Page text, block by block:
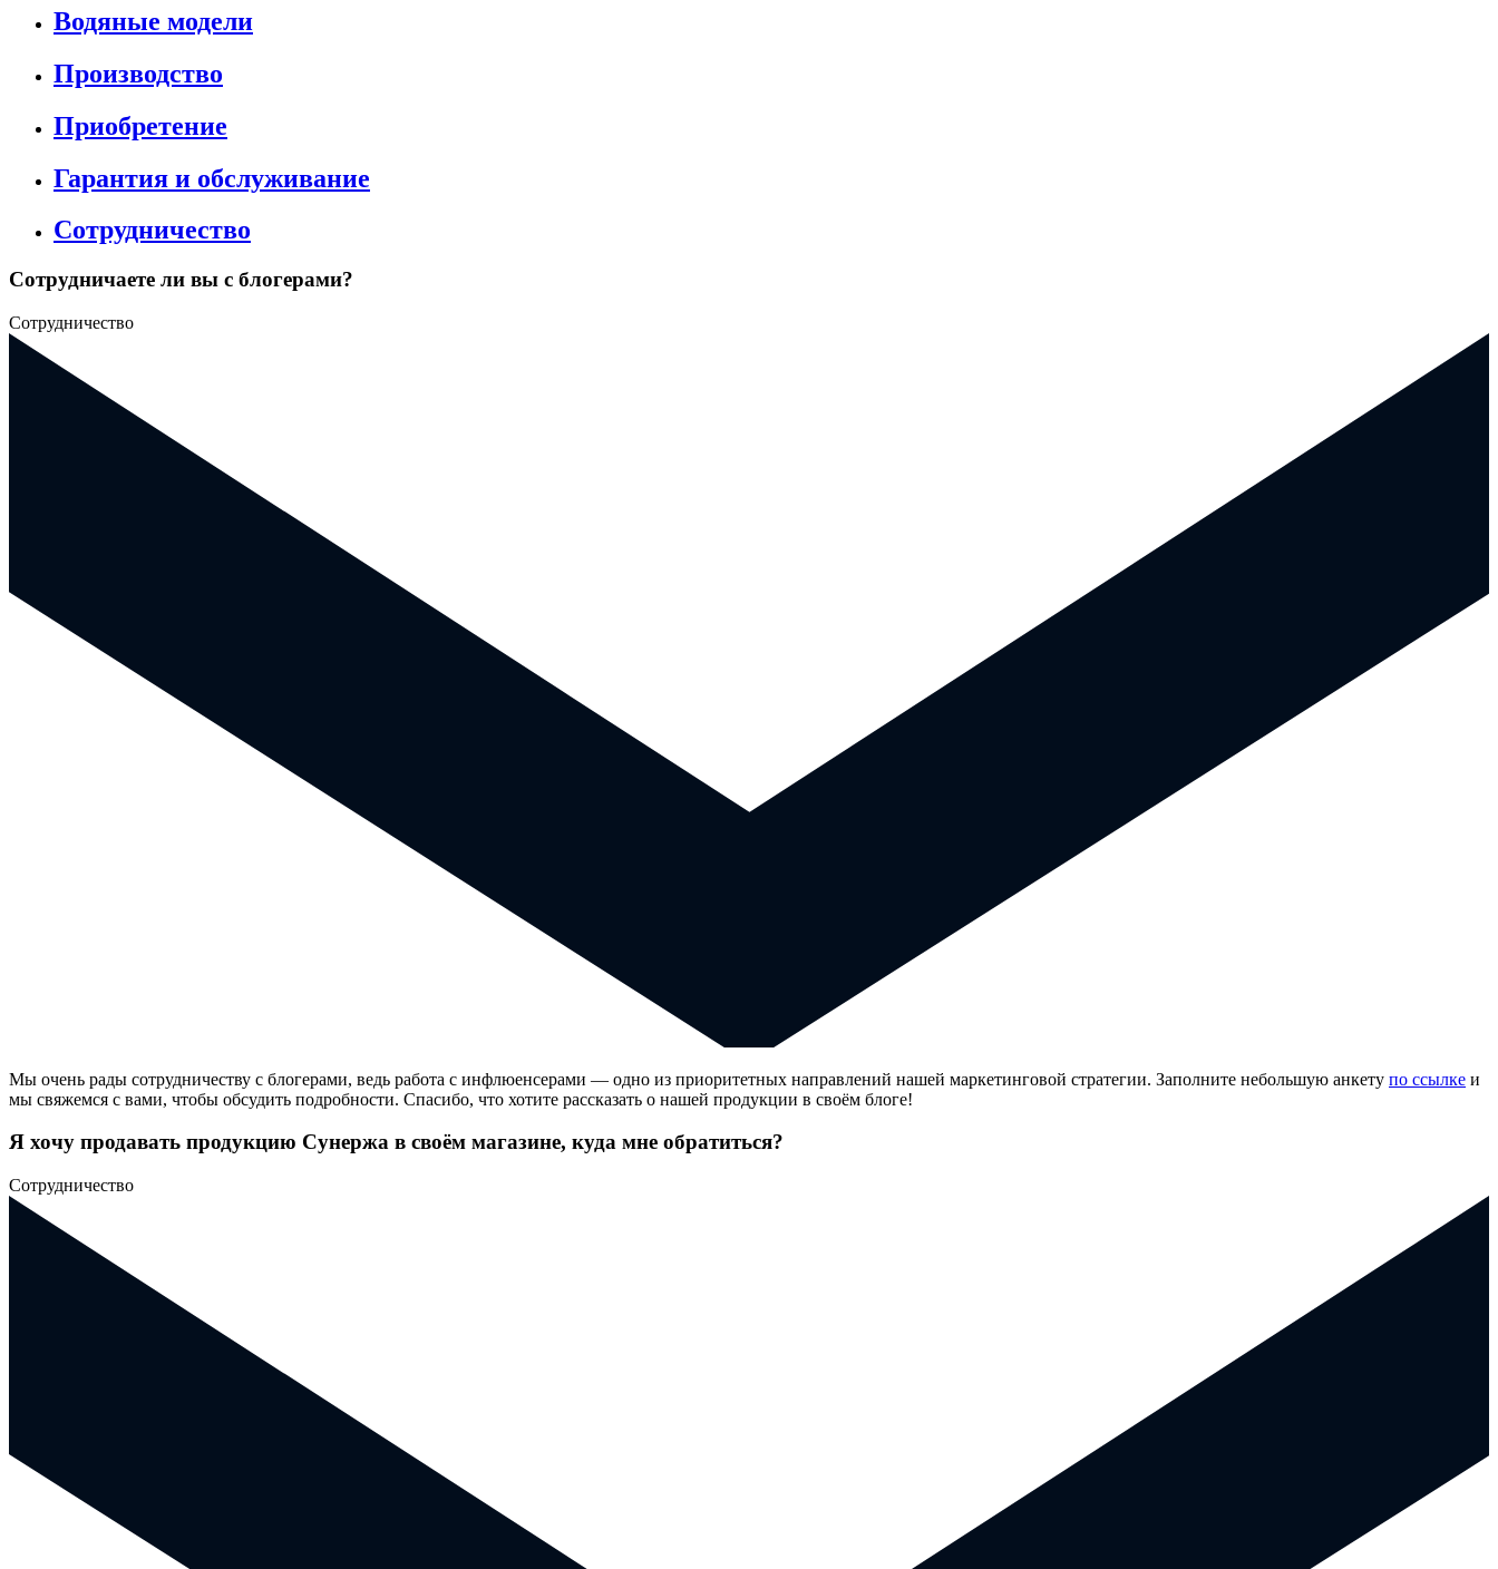
Водяные модели
Производство
Приобретение
Гарантия и обслуживание
Сотрудничество
Сотрудничаете ли вы с блогерами?
Сотрудничество
Мы очень рады сотрудничеству с блогерами, ведь работа с инфлюенсерами — одно из приоритетных направлений нашей маркетинговой стратегии. Заполните небольшую анкету по ссылке и
мы свяжемся с вами, чтобы обсудить подробности. Спасибо, что хотите рассказать о нашей продукции в своём блоге!
Я хочу продавать продукцию Сунержа в своём магазине, куда мне обратиться?
Сотрудничество